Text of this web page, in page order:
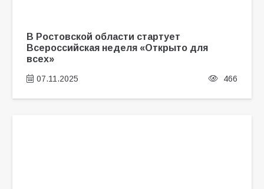
В Ростовской области стартует
Всероссийская неделя «Открыто для
всех»
07.11.2025 466